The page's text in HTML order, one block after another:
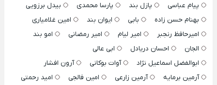
پیام عباسی
پازل بند پارسا محمدی
بیدل برزویی
بهنام حسن زاده
بابی ایوان بند
امین غلامیاری
امیرحافظ رنجبر
امیر لیام امیر رمضانی
امو بند
الجان
احسان دریادل
ابی عالی
ابوالفضل اسماعیل نژاد
آوات بوکانی
آرون افشار
آرمین برمایه
آرمین زارعی امین فالجی
امید رحمتی